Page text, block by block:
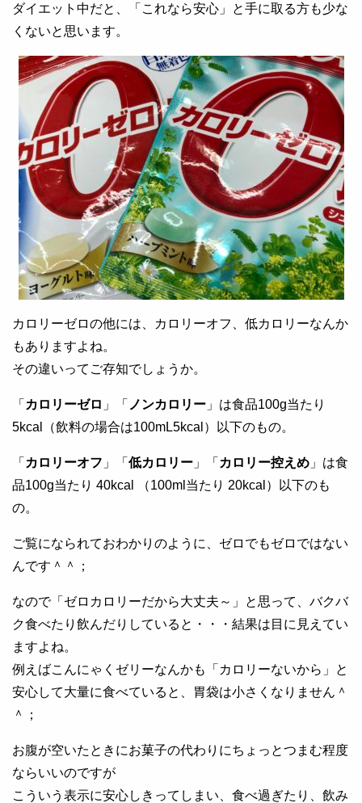
ダイエット中だと、「これなら安心」と手に取る方も少な
くないと思います。
カロリーゼロの他には、カロリーオフ、低カロリーなんか
もありますよね。
その違いってご存知でしょうか。
「 カロリーゼロ 」「 ノンカロリー 」は食品100g当たり
5kcal（飲料の場合は100mL5kcal）以下のもの。
「 カロリーオフ 」「 低カロリー 」「 カロリー控えめ 」は食
品100g当たり 40kcal （100ml当たり 20kcal）以下のも
の。
ご覧になられておわかりのように、ゼロでもゼロではない
んです＾＾；
なので「ゼロカロリーだから大丈夫～」と思って、バクバ
ク食べたり飲んだりしていると・・・結果は目に見えてい
ますよね。
例えばこんにゃくゼリーなんかも「カロリーないから」と
安心して大量に食べていると、胃袋は小さくなりません＾
＾；
お腹が空いたときにお菓子の代わりにちょっとつまむ程度
ならいいのですが
こういう表示に安心しきってしまい、食べ過ぎたり、飲み